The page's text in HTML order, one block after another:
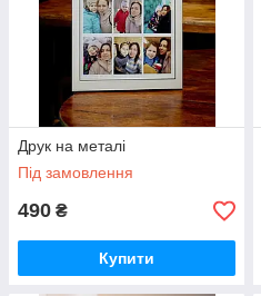
Друк на металі
Під замовлення
490 ₴
Купити